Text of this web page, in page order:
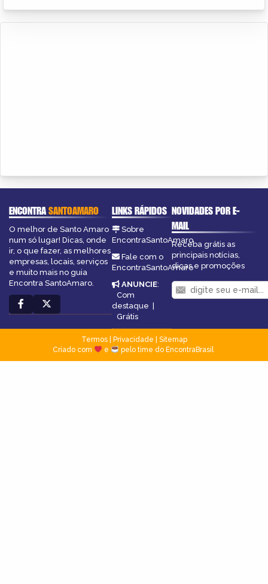
ENCONTRASANTOAMARO
O melhor de Santo Amaro
num só lugar! Dicas, onde
ir, o que fazer, as melhores
empresas, locais, serviços
e muito mais no guia
Encontra SantoAmaro.
LINKS RÁPIDOS
Sobre
EncontraSantoAmaro
Fale com o
EncontraSantoAmaro
ANUNCIE:
Com
destaque |
Grátis
NOVIDADES POR E-
MAIL
Receba grátis as
principais notícias,
dicas e promoções
Termos| Privacidade
Sitemap
Criado com
e pelo time do EncontraBrasil